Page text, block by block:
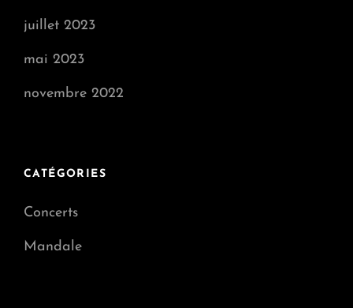
juillet 2023
mai 2023
novembre 2022
CATÉGORIES
Concerts
Mandale